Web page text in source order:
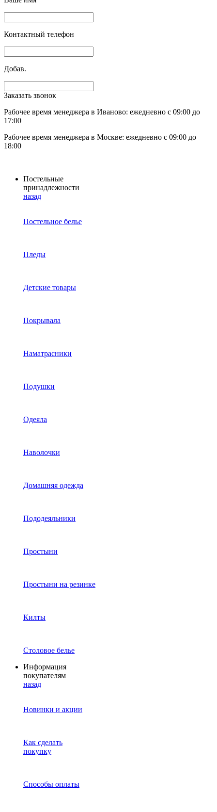
Контактный телефон
Добав.
Заказать звонок
Рабочее время менеджера в Иваново: ежедневно с 09:00 до
17:00
Рабочее время менеджера в Москве: ежедневно с 09:00 до
18:00
Постельные
принадлежности
назад
Постельное белье
Пледы
Детские товары
Покрывала
Наматрасники
Подушки
Одеяла
Наволочки
Домашняя одежда
Пододеяльники
Простыни
Простыни на резинке
Килты
Столовое белье
Информация
покупателям
назад
Новинки и акции
Как сделать
покупку
Способы оплаты